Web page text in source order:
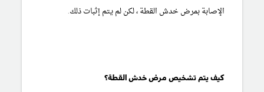
الإصابة بمرض خدش القطة ، لكن لم يتم إثبات ذلك.
كيف يتم تشخيص مرض خدش القطة؟